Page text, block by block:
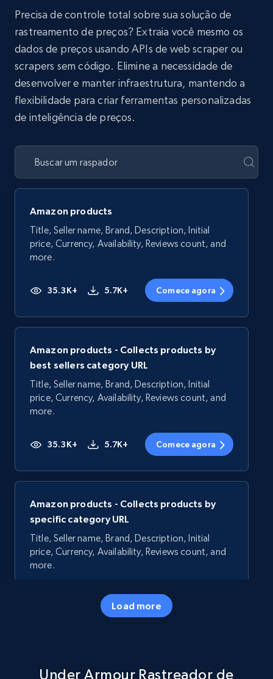
Precisa de controle total sobre sua solução de
rastreamento de preços? Extraia você mesmo os
dados de preços usando APIs de web scraper ou
scrapers sem código. Elimine a necessidade de
desenvolver e manter infraestrutura, mantendo a
flexibilidade para criar ferramentas personalizadas
de inteligência de preços.
Amazon products
Title, Seller name, Brand, Description, Initial
price, Currency, Availability, Reviews count, and
more.
35.3K+ 5.7K+ Comece agora
Amazon products - Collects products by
best sellers category URL
Title, Seller name, Brand, Description, Initial
price, Currency, Availability, Reviews count, and
more.
35.3K+ 5.7K+ Comece agora
Amazon products - Collects products by
specific category URL
Title, Seller name, Brand, Description, Initial
price, Currency, Availability, Reviews count, and
more.
5.7K+ Comece agora
specific keywords
Load more
Under Armour Rastreador de